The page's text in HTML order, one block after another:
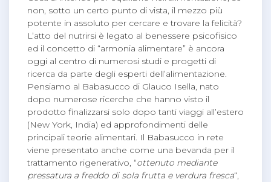
non, sotto un certo punto di vista, il mezzo più
potente in assoluto per cercare e trovare la felicità?
L’atto del nutrirsi è legato al benessere psicofisico
ed il concetto di “armonia alimentare” è ancora
oggi al centro di numerosi studi e progetti di
ricerca da parte degli esperti dell’alimentazione.
Pensiamo al Babasucco di Glauco Isella, nato
dopo numerose ricerche che hanno visto il
prodotto finalizzarsi solo dopo tanti viaggi all’estero
(New York, India) ed approfondimenti delle
principali teorie alimentari. Il Babasucco in rete
viene presentato anche come una bevanda per il
trattamento rigenerativo, “ottenuto mediante
pressatura a freddo di sola frutta e verdura fresca“,